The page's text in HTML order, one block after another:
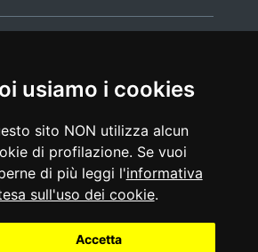
usiamo i cookies
sito NON utilizza alcun
di profilazione. Se vuoi
di più leggi l'informativa
sull'uso dei cookie.
Accetta
|note legali |glossario
media policy
accessibilità |feedback
cookie